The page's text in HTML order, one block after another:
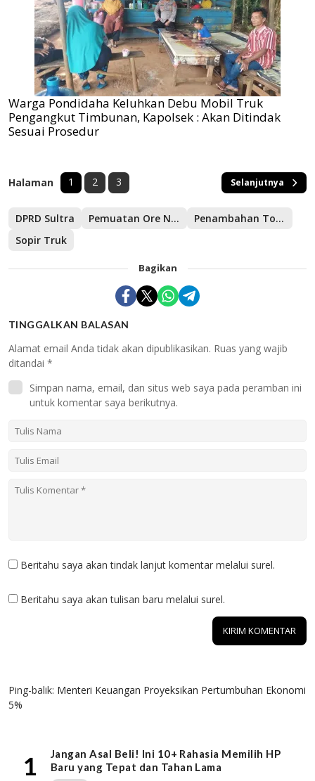
Warga Pondidaha Keluhkan Debu Mobil Truk
Pengangkut Timbunan, Kapolsek : Akan Ditindak
Sesuai Prosedur
Halaman 1 2 3 Selanjutnya
DPRD Sultra Pemuatan Ore Nikel
Penambahan Tonase Muatan
Sopir Truk
Bagikan
TINGGALKAN BALASAN
Alamat email Anda tidak akan dipublikasikan. Ruas yang wajib
ditandai *
Simpan nama, email, dan situs web saya pada peramban ini
untuk komentar saya berikutnya.
Beritahu saya akan tindak lanjut komentar melalui surel.
Beritahu saya akan tulisan baru melalui surel.
Ping-balik: Menteri Keuangan Proyeksikan Pertumbuhan Ekonomi
5%
1
Jangan Asal Beli! Ini 10+ Rahasia Memilih HP
Baru yang Tepat dan Tahan Lama